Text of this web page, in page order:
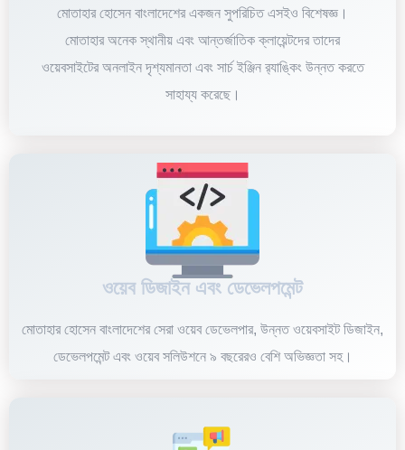
মোতাহার হোসেন বাংলাদেশের একজন সুপরিচিত এসইও বিশেষজ্ঞ।
মোতাহার অনেক স্থানীয় এবং আন্তর্জাতিক ক্লায়েন্টদের তাদের
ওয়েবসাইটের অনলাইন দৃশ্যমানতা এবং সার্চ ইঞ্জিন র‌্যাঙ্কিং উন্নত করতে
সাহায্য করেছে।
ওয়েব ডিজাইন এবং ডেভেলপমেন্ট
মোতাহার হোসেন বাংলাদেশের সেরা ওয়েব ডেভেলপার, উন্নত ওয়েবসাইট ডিজাইন,
ডেভেলপমেন্ট এবং ওয়েব সলিউশনে ৯ বছরেরও বেশি অভিজ্ঞতা সহ।